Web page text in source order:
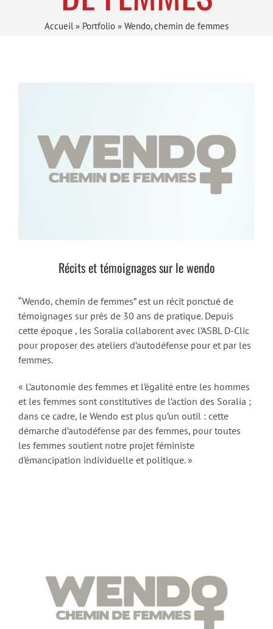
Accueil » Portfolio » Wendo, chemin de femmes
Récits et témoignages sur le wendo
“Wendo, chemin de femmes” est un récit ponctué de
témoignages sur près de 30 ans de pratique. Depuis
cette époque , les Soralia collaborent avec l’ASBL D-Clic
pour proposer des ateliers d’autodéfense pour et par les
femmes.
« L’autonomie des femmes et l’égalité entre les hommes
et les femmes sont constitutives de l’action des Soralia ;
dans ce cadre, le Wendo est plus qu’un outil : cette
démarche d’autodéfense par des femmes, pour toutes
les femmes soutient notre projet féministe
d’émancipation individuelle et politique. »